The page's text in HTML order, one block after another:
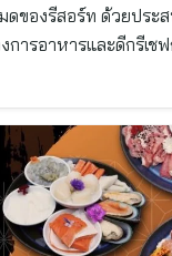
ดของรีสอร์ท ด้วยประ
การอาหารและดีกรีเช